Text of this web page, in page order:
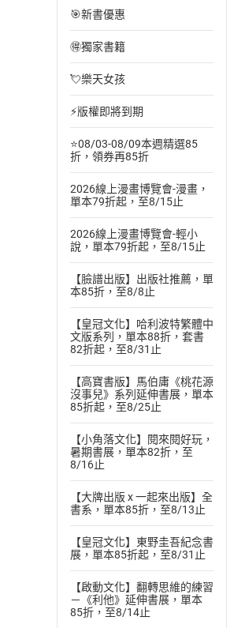
🎯新書優惠
🉐獨家書籍
💘樂天女孩
⚡版權即將到期
⭐08/03-08/09本週精選85
折，領券再85折
2026線上漫畫博覽會-漫畫，
單本79折起，至8/15止
2026線上漫畫博覽會-輕小
說，單本79折起，至8/15止
【臉譜出版】出版社推薦，單
本85折，至8/8止
【皇冠文化】哈利波特繁體中
文版系列，單本88折，套書
82折起，至8/31止
【高寶書版】馬伯庸《桃花源
沒事兒》系列延伸書展，單本
85折起，至8/25止
【小角落文化】閱來閱好玩，
暑期書展，單本82折，至
8/16止
【大牌出版 x 一起來出版】全
書系，單本85折，至8/13止
【皇冠文化】東野圭吾紀念書
展，單本85折起，至8/31止
【啟動文化】翻轉思維的練習
－《利他》延伸書展，單本
85折，至8/14止